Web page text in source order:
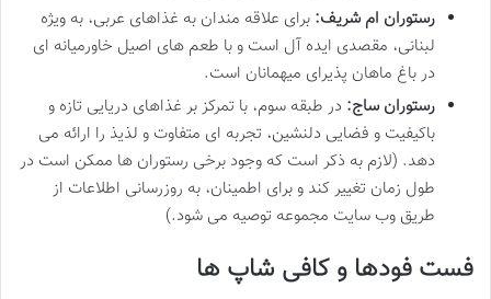
رستوران ام شریف: برای علاقه مندان به غذاهای عربی، به ویژه
لبنانی، مقصدی ایده آل است و با طعم های اصیل خاورمیانه ای
در باغ ماهان پذیرای میهمانان است.
رستوران ساج: در طبقه سوم، با تمرکز بر غذاهای دریایی تازه و
باکیفیت و فضایی دلنشین، تجربه ای متفاوت و لذیذ را ارائه می
دهد. (لازم به ذکر است که وجود برخی رستوران ها ممکن است در
طول زمان تغییر کند و برای اطمینان، به روزرسانی اطلاعات از
طریق وب سایت مجموعه توصیه می شود.)
فست فودها و کافی شاپ ها